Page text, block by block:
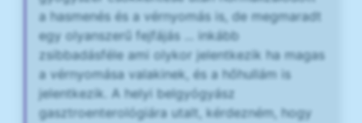
a hasmenés és a vérnyomás is, de megmaradt
egy olyanszerű fejfájás ... inkább
zsibbadásféle ami olykor jelentkezik ha magas
a vérnyomása valakinek, és a hőhullám is
jelentkezik. A helyi belgyógyász
gasztroenterológiára utalt, kérdezném, hogy